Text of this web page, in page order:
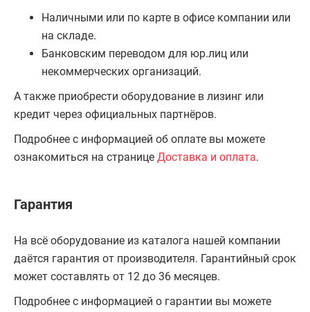
Наличными или по карте в офисе компании или
на складе.
Банковским переводом для юр.лиц или
некоммерческих организаций.
А также приобрести оборудование в лизинг или
кредит через официальных партнёров.
Подробнее с информацией об оплате вы можете
ознакомиться на странице Доставка и оплата.
Гарантия
На всё оборудование из каталога нашей компании
даётся гарантия от производителя. Гарантийный срок
может составлять от 12 до 36 месяцев.
Подробнее с информацией о гарантии вы можете